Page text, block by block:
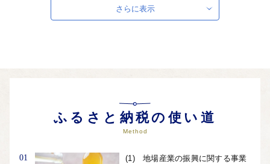
置しています。「由利高原鉄道」は、鳥海山の麓の田園風景の
中を走り、地元では「由利鉄」「おばこ号」と呼ばれて親しま
自治体ホームページは こちら（外部サイト）
外部サイトへ遷移します。
さらに表示
ふるさと納税の使い道
Method
01 (1) 地場産業の振興に関する事業